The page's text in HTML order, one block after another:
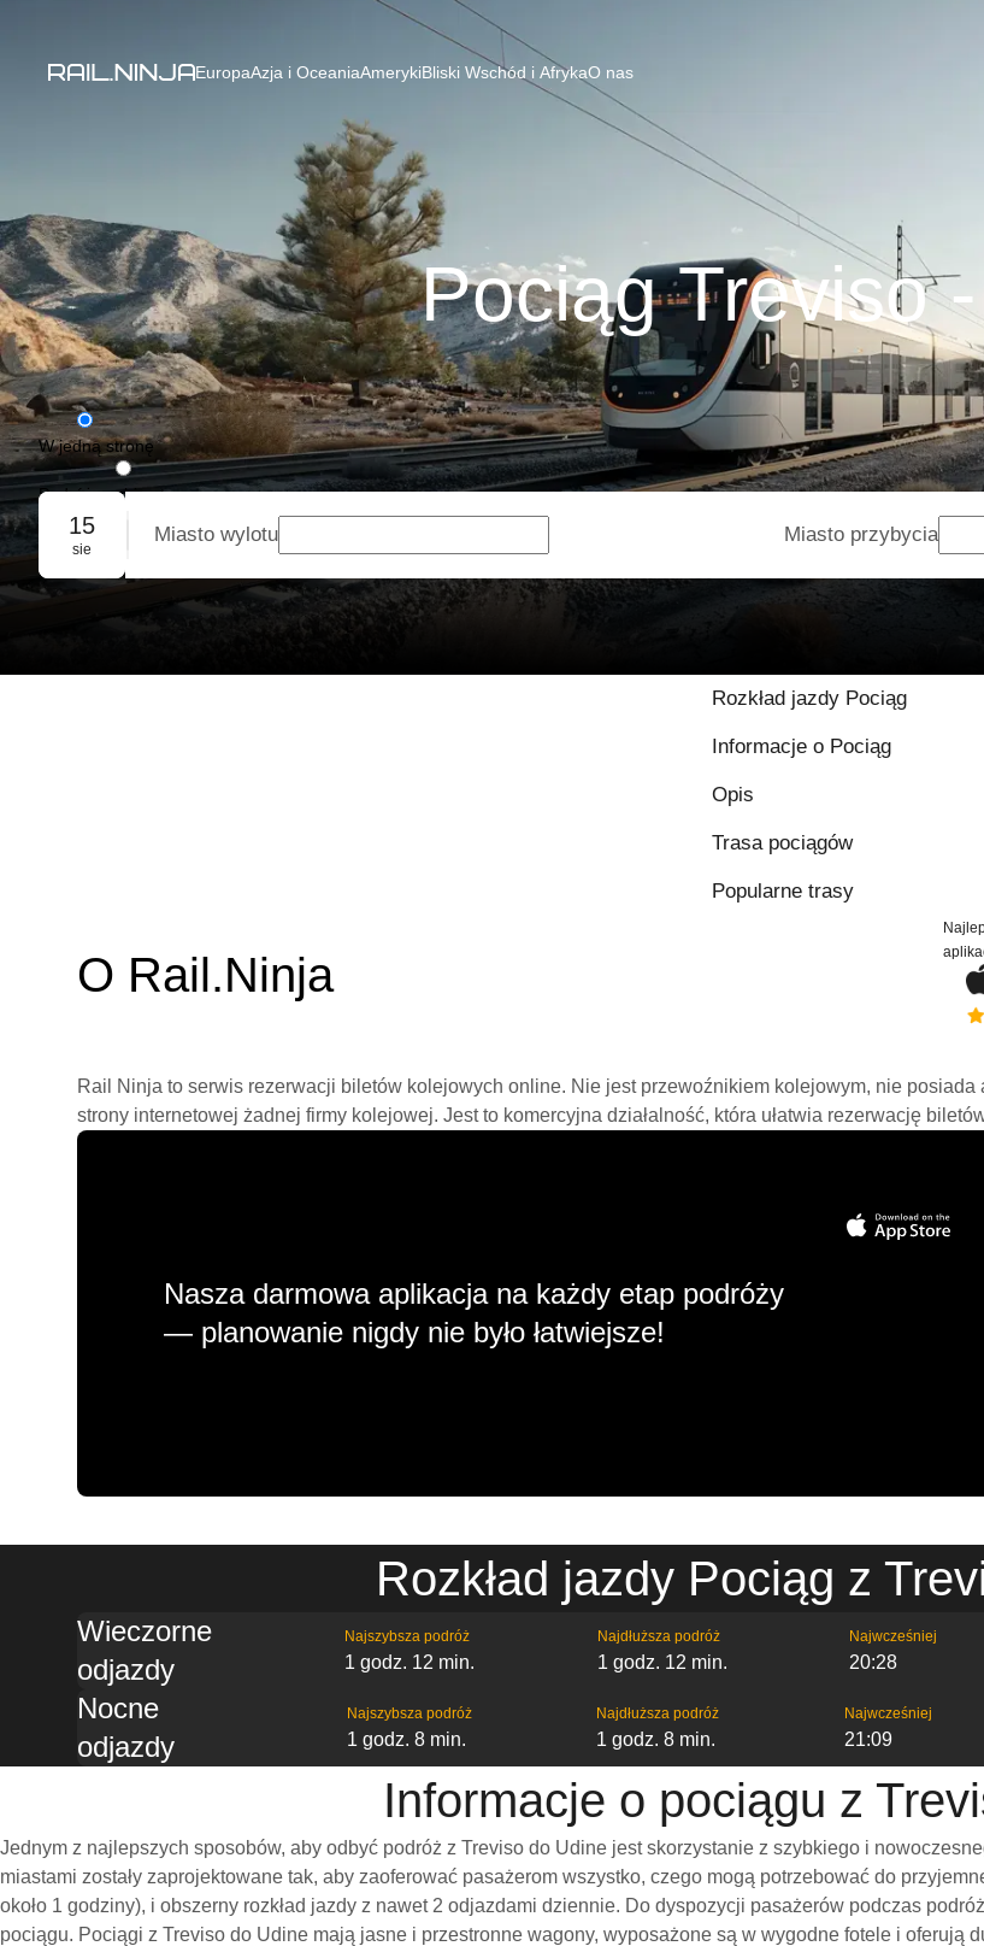
EuropaAzja i OceaniaAmerykiBliski Wschód i AfrykaO nas
Pociąg Treviso
W jedną stronę
Podróż w obie strony
Rezerwacja grupowa
15
sie
Miasto wylotu Miasto przybycia
Rozkład jazdy Pociąg
Informacje o Pociąg
Opis
Trasa pociągów
Popularne trasy
O Rail.Ninja
Rail Ninja to serwis rezerwacji biletów kolejowych online. Nie jest przewoźnikiem kolejowym, nie
strony internetowej żadnej firmy kolejowej. Jest to komercyjna działalność, która ułatwia rezerwację
Nasza darmowa aplikacja na każdy etap podróży
— planowanie nigdy nie było łatwiejsze!
Rozkład jazdy Pociąg z
Wieczorne
odjazdy
Najszybsza podróż
1 godz. 12 min.
Najdłuższa podróż
1 godz. 12 min.
Najwcześniej
20:28
Nocne
odjazdy
Najszybsza podróż
1 godz. 8 min.
Najdłuższa podróż
1 godz. 8 min.
Najwcześniej
21:09
Informacje o pociągu z
Jednym z najlepszych sposobów, aby odbyć podróż z Treviso do Udine jest skorzystanie z szybkiego i
miastami zostały zaprojektowane tak, aby zaoferować pasażerom wszystko, czego mogą potrzebować do
około 1 godziny), i obszerny rozkład jazdy z nawet 2 odjazdami dziennie. Do dyspozycji pasażerów podczas
pociągu. Pociągi z Treviso do Udine mają jasne i przestronne wagony, wyposażone są w wygodne fotele i oferują